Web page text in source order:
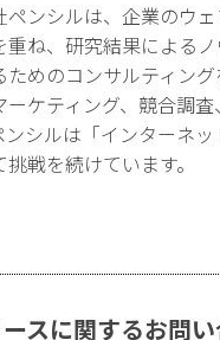
ペンシルは、企業のウ
重ね、研究結果による
ためのコンサルティン
ーケティング、競合調
ンシルは「インターネ
戦を続けています。
スに関するお問